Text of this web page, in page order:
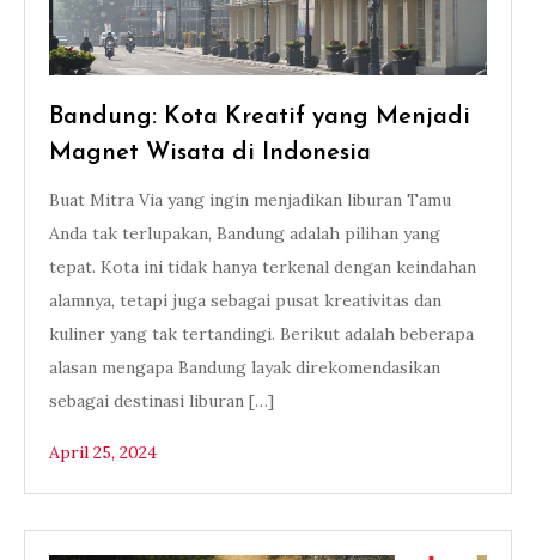
Bandung: Kota Kreatif yang Menjadi
Magnet Wisata di Indonesia
Buat Mitra Via yang ingin menjadikan liburan Tamu
Anda tak terlupakan, Bandung adalah pilihan yang
tepat. Kota ini tidak hanya terkenal dengan keindahan
alamnya, tetapi juga sebagai pusat kreativitas dan
kuliner yang tak tertandingi. Berikut adalah beberapa
alasan mengapa Bandung layak direkomendasikan
sebagai destinasi liburan […]
April 25, 2024